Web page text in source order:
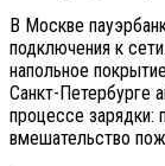
В Москве
подключения к
напольное
Санкт-Петербурге
процессе зарядки:
вмешательство